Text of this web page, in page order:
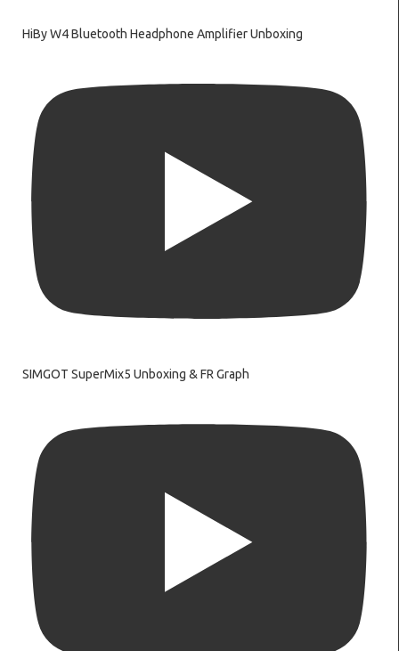
HiBy W4 Bluetooth Headphone Amplifier Unboxing
SIMGOT SuperMix5 Unboxing & FR Graph